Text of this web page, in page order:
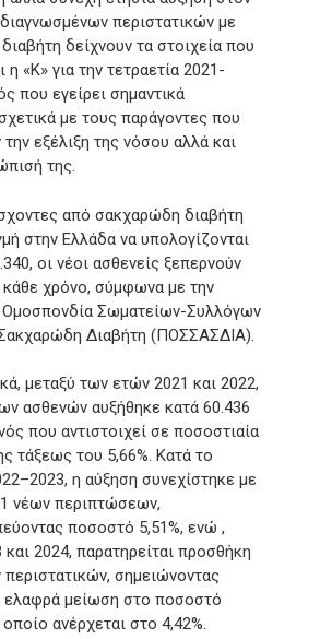
περιστατικών με
δείχνουν τα στοιχεία που
η «Κ» για την τετραετία 2021-
που εγείρει σημαντικά
με τους παράγοντες που
εξέλιξη της νόσου αλλά και
της.
από σακχαρώδη διαβήτη
στην Ελλάδα να υπολογίζονται
οι νέοι ασθενείς ξεπερνούν
κάθε χρόνο, σύμφωνα με την
Ομοσπονδία Σωματείων-Συλλόγων
Διαβήτη (ΠΟΣΣΑΣΔΙΑ).
μεταξύ των ετών 2021 και 2022,
ασθενών αυξήθηκε κατά 60.436
που αντιστοιχεί σε ποσοστιαία
τάξεως του 5,66%. Κατά το
η αύξηση συνεχίστηκε με
νέων περιπτώσεων,
ποσοστό 5,51%, ενώ ,
και 2024, παρατηρείται προσθήκη
σημειώνοντας
μείωση στο ποσοστό
ανέρχεται στο 4,42%.